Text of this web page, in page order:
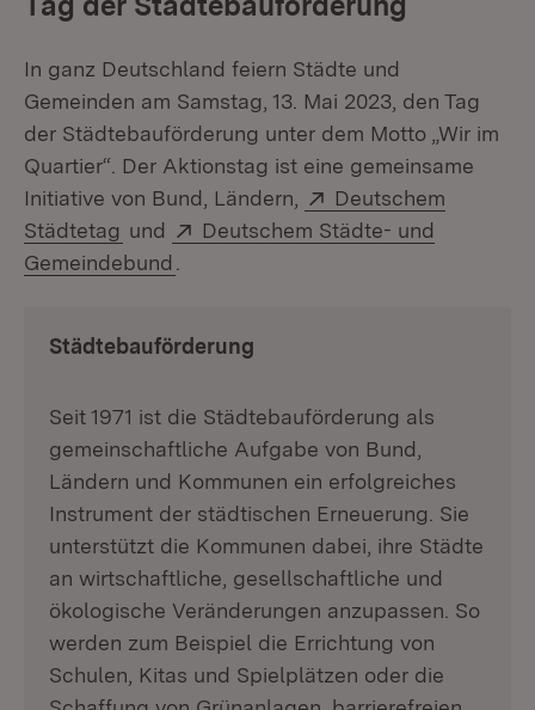
In ganz Deutschland feiern Städte und
Gemeinden am Samstag, 13. Mai 2023, den Tag
der Städtebauförderung unter dem Motto „Wir im
Quartier“. Der Aktionstag ist eine gemeinsame
Initiative von Bund, Ländern,
Extern:
Deutschem
Städtetag (Öffnet in neuem Fenster)
und Extern:
Deutschem Städte- und
Gemeindebund
Städtebauförderung
Seit 1971 ist die Städtebauförderung als
gemeinschaftliche Aufgabe von Bund,
Ländern und Kommunen ein erfolgreiches
Instrument der städtischen Erneuerung. Sie
unterstützt die Kommunen dabei, ihre Städte
an wirtschaftliche, gesellschaftliche und
ökologische Veränderungen anzupassen. So
werden zum Beispiel die Errichtung von
Schulen, Kitas und Spielplätzen oder die